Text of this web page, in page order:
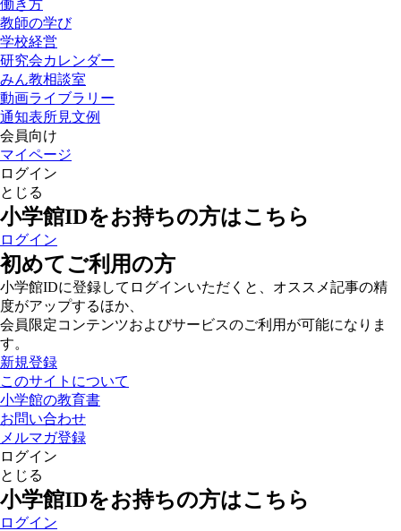
働き方
教師の学び
学校経営
研究会カレンダー
みん教相談室
動画ライブラリー
通知表所見文例
会員向け
マイページ
ログイン
とじる
小学館IDをお持ちの方はこちら
ログイン
初めてご利用の方
小学館IDに登録してログインいただくと、オススメ記事の精
度がアップするほか、
会員限定コンテンツおよびサービスのご利用が可能になりま
す。
新規登録
このサイトについて
小学館の教育書
お問い合わせ
メルマガ登録
ログイン
とじる
小学館IDをお持ちの方はこちら
ログイン